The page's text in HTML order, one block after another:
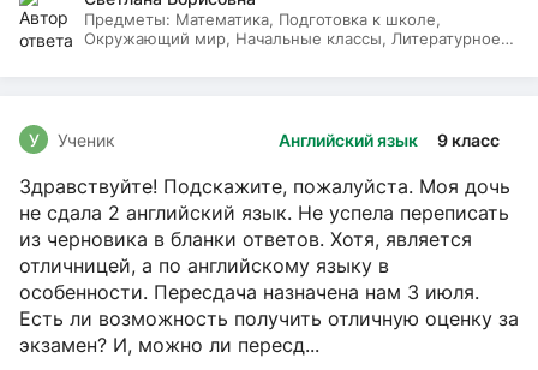
Предметы: Математика, Подготовка к школе,
Окружающий мир, Начальные классы, Литературное
Английский язык 9 класс
У Ученик
Здравствуйте! Подскажите, пожалуйста. Моя дочь
не сдала 2 английский язык. Не успела переписать
из черновика в бланки ответов. Хотя, является
отличницей, а по английскому языку в
особенности. Пересдача назначена нам 3 июля.
Есть ли возможность получить отличную оценку за
экзамен? И, можно ли пересд...